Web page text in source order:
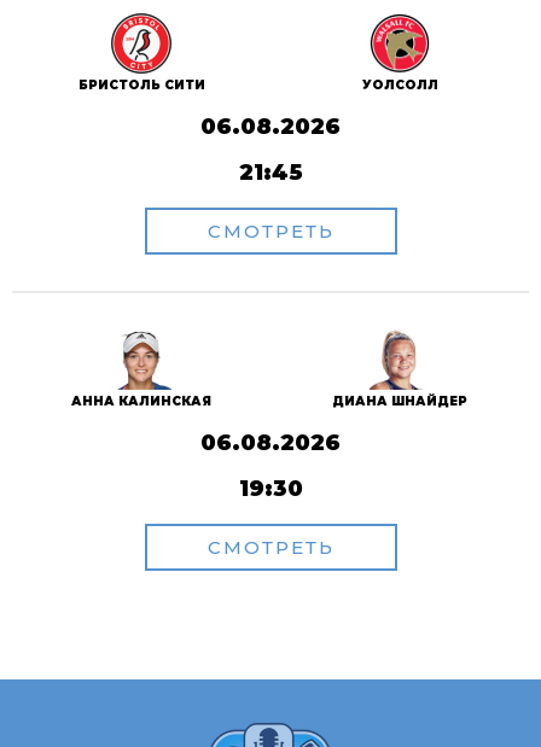
БРИСТОЛЬ СИТИ УОЛСОЛЛ
06.08.2026
21:45
СМОТРЕТЬ
АННА КАЛИНСКАЯ ДИАНА ШНАЙДЕР
06.08.2026
19:30
СМОТРЕТЬ